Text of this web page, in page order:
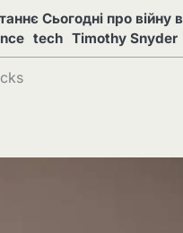
Сьогодні про війну
tech Timothy Snyder